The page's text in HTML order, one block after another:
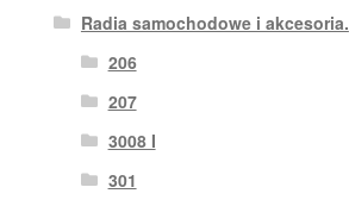
Radia samochodowe i akcesoria.
206
207
3008 I
301